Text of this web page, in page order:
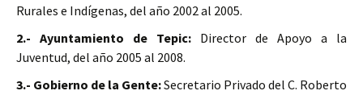
Rurales e Indígenas, del año 2002 al 2005.
2.- Ayuntamiento de Tepic: Director de Apoyo a la
Juventud, del año 2005 al 2008.
3.- Gobierno de la Gente:Secretario Privado del C. Roberto